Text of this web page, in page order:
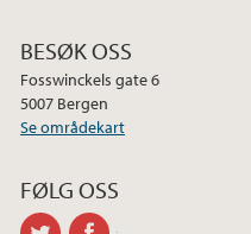
BESØK OSS
Fosswinckels gate 6
5007 Bergen
Se områdekart
FØLG OSS
twitter